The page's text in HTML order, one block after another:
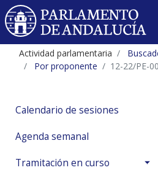
Actividad parlamentaria
Por proponente
12-22/PE-
Calendario de sesiones
Agenda semanal
Tramitación en curso